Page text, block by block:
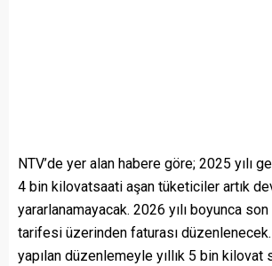
NTV’de yer alan habere göre; 2025 yılı
4 bin kilovatsaati aşan tüketiciler artık
yararlanamayacak. 2026 yılı boyunca
tarifesi üzerinden faturası
yapılan düzenlemeyle yıllık 5 bin kilovat